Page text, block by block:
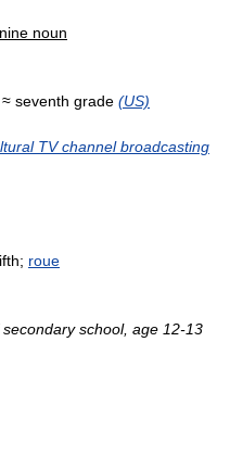
noun
, ≈ seventh grade (US)
TV channel broadcasting
roue
school, age 12-13